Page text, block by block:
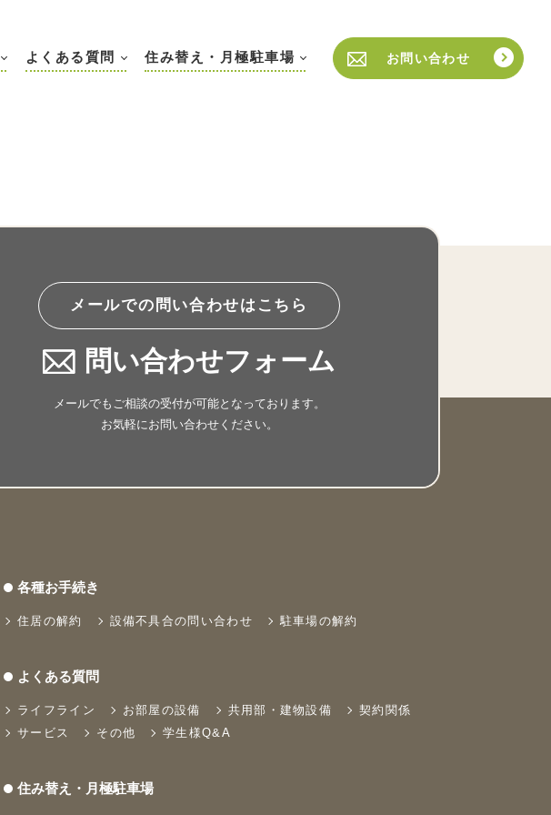
よくある質問 住み替え・月極駐車場 お問い合わせ
メールでの問い合わせはこちら
問い合わせフォーム
メールでもご相談の受付が可能となっております。
お気軽にお問い合わせください。
各種お手続き
住居の解約 設備不具合の問い合わせ 駐車場の解約
よくある質問
ライフライン お部屋の設備 共用部・建物設備
契約関係
サービス
その他 学生様Q&A
住み替え・月極駐車場